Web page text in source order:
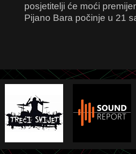
posjetitelji će moći
Pijano Bara počinje u 21